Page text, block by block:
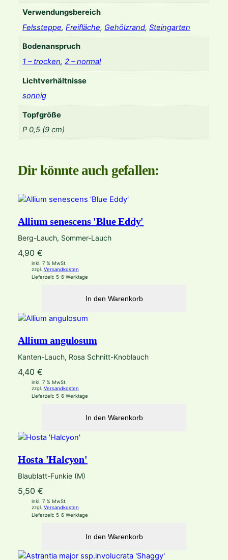
Verwendungsbereich
Felssteppe,Freifläche, Gehölzrand,Steingarten
Bodenanspruch
1 – trocken,2 – normal
Lichtverhältnisse
sonnig
Topfgröße
P 0,5 (9 cm)
Dir könnte auch gefallen:
Allium senescens 'Blue Eddy'
Berg-Lauch, Sommer-Lauch
4,90 €
inkl. 7 % MwSt.
zzgl. Versandkosten
Lieferzeit: 5-6 Werktage
In den Warenkorb
Allium angulosum
Kanten-Lauch, Rosa Schnitt-Knoblauch
4,40 €
inkl. 7 % MwSt.
zzgl. Versandkosten
Lieferzeit: 5-6 Werktage
In den Warenkorb
Hosta 'Halcyon'
Blaublatt-Funkie (M)
5,50 €
inkl. 7 % MwSt.
zzgl. Versandkosten
Lieferzeit: 5-6 Werktage
In den Warenkorb